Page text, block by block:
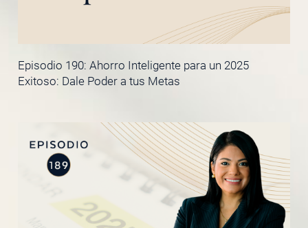
Episodio 190: Ahorro Inteligente para un 2025
Exitoso: Dale Poder a tus Metas